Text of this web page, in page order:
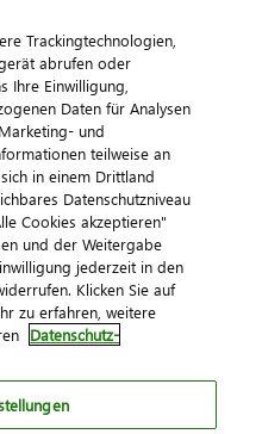
Sie uns
eG
AGB Kontakt
Trackingtechnologien,
abrufen oder
Ihre Einwilligung,
Daten für Analysen
und
teilweise an
in einem Drittland
Datenschutzniveau
Cookies akzeptieren"
und der Weitergabe
jederzeit in den
Klicken Sie auf
zu erfahren, weitere
Datenschutz-